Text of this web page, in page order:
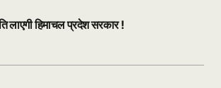
लाएगी हिमाचल प्रदेश सरकार !